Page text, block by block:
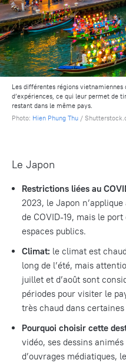
Les différentes régions
d’expériences, ce qui leur permet de
restant dans le même pays.
Photo: Hien Phung Thu /
Le Japon
Restrictions liées au
2023, le Japon
de COVID-19, mais le
espaces publics.
Climat: le climat est
long de l’été, mais
juillet et d’août sont
périodes pour visiter le
très chaud dans
Pourquoi choisir cette
vidéo, ses dessins
d’ouvrages médiatiques,